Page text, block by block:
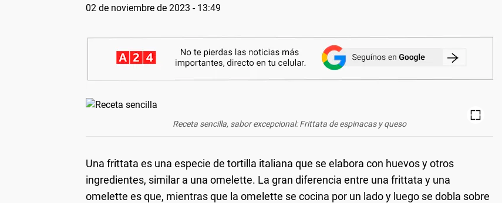
02 de noviembre de 2023 - 13:49
Receta sencilla, sabor excepcional: Frittata de espinacas y queso
Una frittata es una especie de tortilla italiana que se elabora con huevos y otros
ingredientes, similar a una omelette. La gran diferencia entre una frittata y una
omelette es que, mientras que la omelette se cocina por un lado y luego se dobla sobre